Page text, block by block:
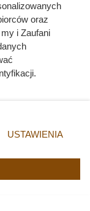
oraz
i Zaufani
prywatności
Niektóre
takiemu
tylko
USTAWIENIA